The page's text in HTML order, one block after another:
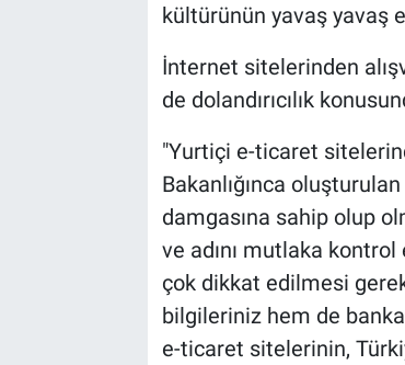
kültürünün yavaş yavaş
İnternet sitelerinden
de dolandırıcılık
"Yurtiçi e-ticaret
Bakanlığınca
damgasına sahip olup
ve adını mutlaka
çok dikkat edilmesi
bilgileriniz hem de
e-ticaret sitelerinin,